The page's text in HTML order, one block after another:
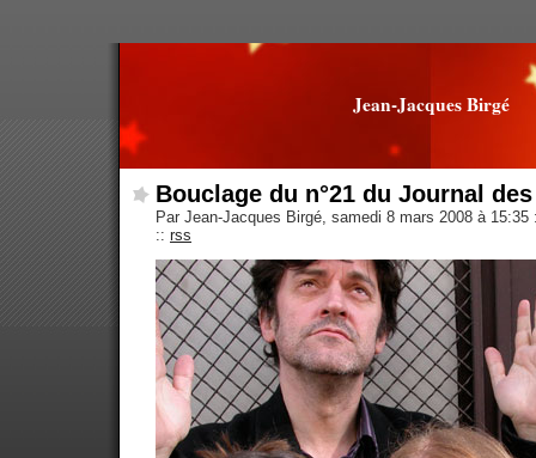
Jean-Jacques Birgé
Bouclage du n°21 du Journal
Par Jean-Jacques Birgé, samedi 8 mars 2008 à 15:35
:: rss